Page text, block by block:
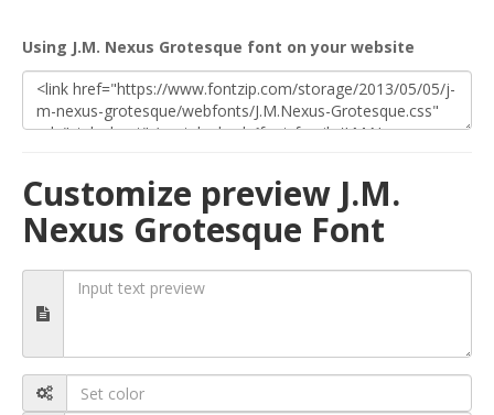
Using J.M. Nexus Grotesque font on your website
Customize preview J.M.
Nexus Grotesque Font